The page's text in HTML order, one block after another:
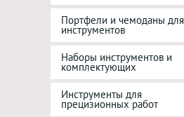
Портфели и чемоданы для
инструментов
Наборы инструментов и
комплектующих
Инструменты для
прецизионных работ